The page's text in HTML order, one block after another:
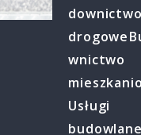
downictwo
drogowe
wnictwo
Usługi
budowlane